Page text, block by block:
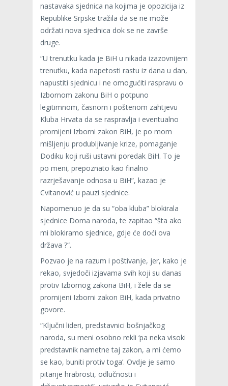
nastavaka sjednica na kojima je opozicija iz
Republike Srpske tražila da se ne može
održati nova sjednica dok se ne završe
druge.
“U trenutku kada je BiH u nikada izazovnijem
trenutku, kada napetosti rastu iz dana u dan,
napustiti sjednicu i ne omogućiti raspravu o
Izbornom zakonu BiH o potpuno
legitimnom, časnom i poštenom zahtjevu
Kluba Hrvata da se raspravlja i eventualno
promijeni Izborni zakon BiH, je po mom
mišljenju produbljivanje krize, pomaganje
Dodiku koji ruši ustavni poredak BiH. To je
po meni, prepoznato kao finalno
razrješavanje odnosa u BiH”, kazao je
Cvitanović u pauzi sjednice.
Napomenuo je da su “oba kluba” blokirala
sjednice Doma naroda, te zapitao “šta ako
mi blokiramo sjednice, gdje će doći ova
država ?“.
Pozvao je na razum i poštivanje, jer, kako je
rekao, svjedoči izjavama svih koji su danas
protiv Izbornog zakona BiH, i žele da se
promijeni Izborni zakon BiH, kada privatno
govore.
“Ključni lideri, predstavnici bošnjačkog
naroda, su meni osobno rekli ‘pa neka visoki
predstavnik nametne taj zakon, a mi ćemo
se kao, buniti protiv toga’. Ovdje je samo
pitanje hrabrosti, odlučnosti i